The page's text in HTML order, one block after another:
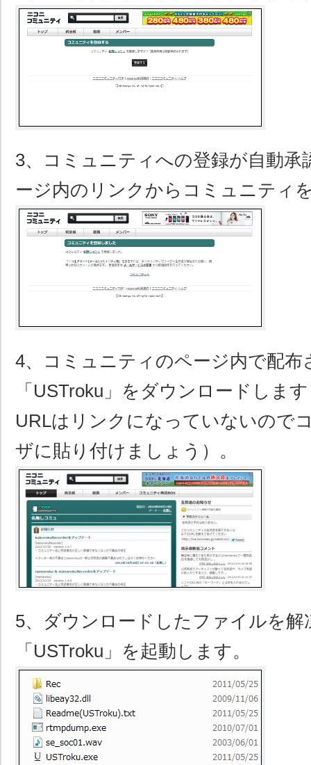
3、コミュニティへの登録が自動承
ージ内のリンクからコミュニティ
4、コミュニティのページ内で配布
「USTroku」をダウンロードしま
URLはリンクになっていないので
ザに貼り付けましょう）。
5、ダウンロードしたファイルを解
「USTroku」を起動します。